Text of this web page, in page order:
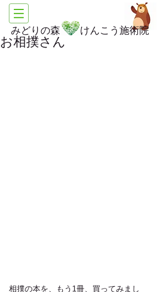
みどりの森 けんこう施術院
お相撲さん
相撲の本を、もう1冊、買ってみまし